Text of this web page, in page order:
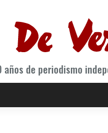
años de periodismo